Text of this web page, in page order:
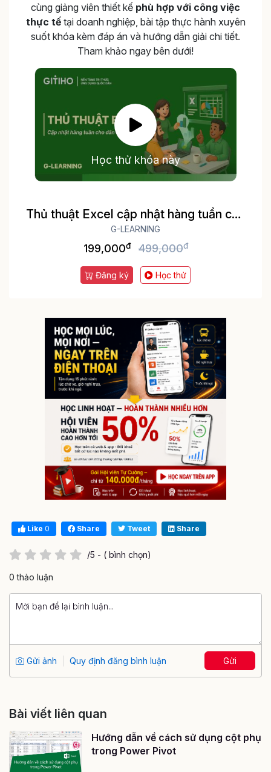
cùng giảng viên thiết kế phù hợp với công việc
thực tếtại doanh nghiệp, bài tập thực hành xuyên
suốt khóa kèm đáp án và hướng dẫn giải chi tiết.
Tham khảo ngay bên dưới!
Học thử khóa này
Thủ thuật Excel cập nhật hàng tuần cho
dân văn phòng
G-LEARNING
199,000đ 499,000đ
Đăng ký Học thử
Like 0 Share Tweet Share
/5 - ( bình chọn)
0 thảo luận
Gửi ảnh Quy định đăng bình luận Gửi
Bài viết liên quan
Hướng dẫn về cách sử dụng cột phụ
trong Power Pivot